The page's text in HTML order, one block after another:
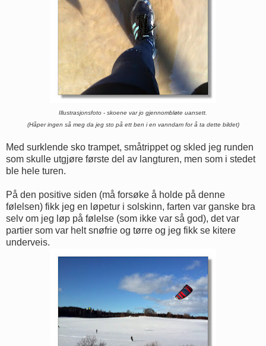
Illustrasjonsfoto - skoene var jo gjennombløte uansett.
(Håper ingen så meg da jeg sto på ett ben i en vanndam for å ta dette bildet)
Med surklende sko trampet, småtrippet og skled jeg runden
som skulle utgjøre første del av langturen, men som i stedet
ble hele turen.
På den positive siden (må forsøke å holde på denne
følelsen) fikk jeg en løpetur i solskinn, farten var ganske bra
selv om jeg løp på følelse (som ikke var så god), det var
partier som var helt snøfrie og tørre og jeg fikk se kitere
underveis.